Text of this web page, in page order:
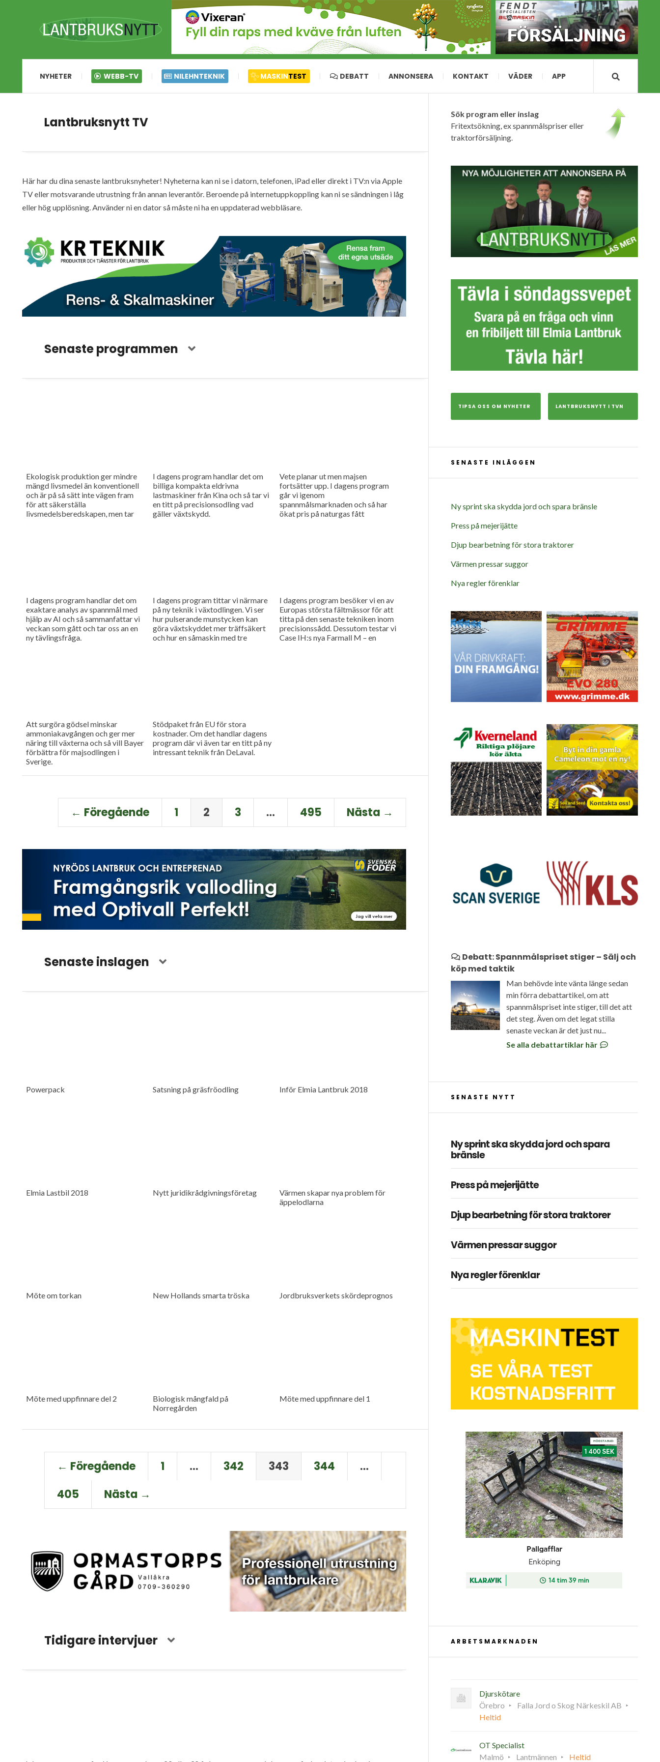
NYHETER WEBB-TV NILEHNTEKNIK MASKINTEST DEBATT ANNONSERA KONTAKT VÄDER APP
Lantbruksnytt TV
Här har du dina senaste lantbruksnyheter! Nyheterna kan ni se i datorn, telefonen, iPad eller direkt i TV:n via Apple
TV eller motsvarande utrustning från annan leverantör. Beroende på internetuppkoppling kan ni se sändningen i låg
eller hög upplösning. Använder ni en dator så måste ni ha en uppdaterad webbläsare.
Senaste programmen
Ekologisk produktion ger mindre
mängd livsmedel än konventionell
och är på så sätt inte vägen fram
för att säkerställa
livsmedelsberedskapen, men tar
I dagens program handlar det om
billiga kompakta eldrivna
lastmaskiner från Kina och så tar vi
en titt på precisionsodling vad
gäller växtskydd.
Vete planar ut men majsen
fortsätter upp. I dagens program
går vi igenom
spannmålsmarknaden och så har
ökat pris på naturgas fått
I dagens program handlar det om
exaktare analys av spannmål med
hjälp av AI och så sammanfattar vi
veckan som gått och tar oss an en
ny tävlingsfråga.
I dagens program tittar vi närmare
på ny teknik i växtodlingen. Vi ser
hur pulserande munstycken kan
göra växtskyddet mer träffsäkert
och hur en såmaskin med tre
I dagens program besöker vi en av
Europas största fältmässor för att
titta på den senaste tekniken inom
precisionssådd. Dessutom testar vi
Case IH:s nya Farmall M – en
Att surgöra gödsel minskar
ammoniakavgången och ger mer
näring till växterna och så vill Bayer
förbättra för majsodlingen i
Sverige.
Stödpaket från EU för stora
kostnader. Om det handlar dagens
program där vi även tar en titt på ny
intressant teknik från DeLaval.
← Föregående 1 2 3 … 495 Nästa →
Senaste inslagen
Powerpack Satsning på gräsfröodling Inför Elmia Lantbruk 2018
Elmia Lastbil 2018 Nytt juridikrådgivningsföretag
Värmen skapar nya problem för
äppelodlarna
Möte om torkan New Hollands smarta tröska Jordbruksverkets skördeprognos
Möte med uppfinnare del 2
Biologisk mångfald på
Norregården
Möte med uppfinnare del 1
← Föregående 1 … 342 343 344
…
405
Nästa →
Tidigare intervjuer
Sök program eller inslag
Fritextsökning, ex spannmålspriser eller
traktorförsäljning.
TIPSA OSS OM NYHETER LANTBRUKSNYTT I TVN
SENASTE INLÄGGEN
Ny sprint ska skydda jord och spara bränsle
Press på mejerijätte
Djup bearbetning för stora traktorer
Värmen pressar suggor
Nya regler förenklar
Debatt: Spannmålspriset stiger – Sälj och
köp med taktik
Man behövde inte vänta länge sedan
min förra debattartikel, om att
spannmålspriset inte stiger, till det att
det steg. Även om det legat stilla
senaste veckan är det just nu...
Se alla debattartiklar här
SENASTE NYTT
Ny sprint ska skydda jord och spara
bränsle
Press på mejerijätte
Djup bearbetning för stora traktorer
Värmen pressar suggor
Nya regler förenklar
ARBETSMARKNADEN
Djurskötare
Örebro
Falla Jord o Skog Närkeskil AB
Heltid
OT Specialist
Malmö
Lantmännen Heltid